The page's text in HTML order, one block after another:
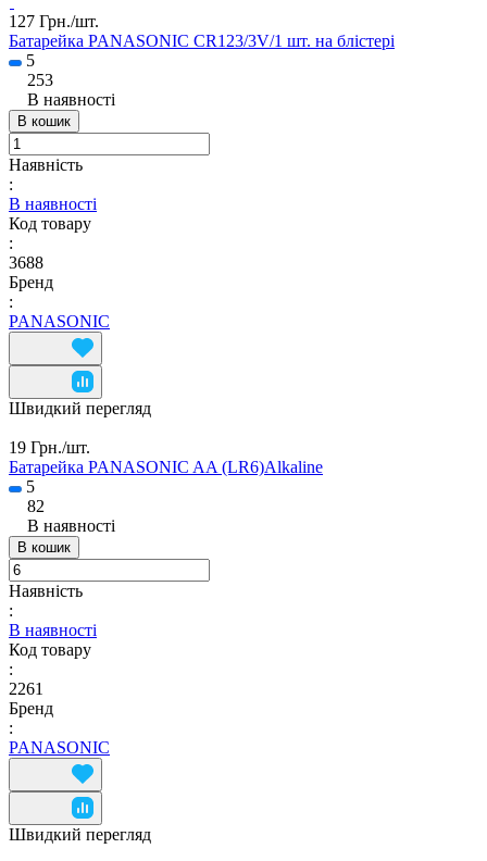
127 Грн./шт.
Батарейка PANASONIC CR123/3V/1 шт. на блістері
5
253
В наявності
В кошик
Наявність
:
В наявності
Код товару
:
3688
Бренд
:
PANASONIC
Швидкий перегляд
19 Грн./шт.
Батарейка PANASONIC AA (LR6)Alkaline
5
82
В наявності
В кошик
Наявність
:
В наявності
Код товару
:
2261
Бренд
:
PANASONIC
Швидкий перегляд